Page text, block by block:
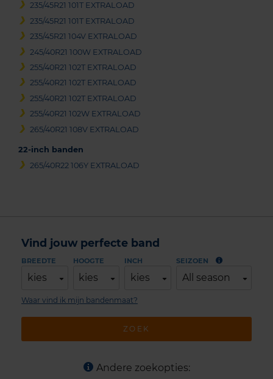
235/45R21 101T EXTRALOAD
235/45R21 101T EXTRALOAD
235/45R21 104V EXTRALOAD
245/40R21 100W EXTRALOAD
255/40R21 102T EXTRALOAD
255/40R21 102T EXTRALOAD
255/40R21 102T EXTRALOAD
255/40R21 102W EXTRALOAD
265/40R21 108V EXTRALOAD
22-inch banden
265/40R22 106Y EXTRALOAD
Vind jouw perfecte band
BREEDTE
kies
HOOGTE
kies
INCH
kies
SEIZOEN
All season
ZOEK
Waar vind ik mijn bandenmaat?
Andere zoekopties: